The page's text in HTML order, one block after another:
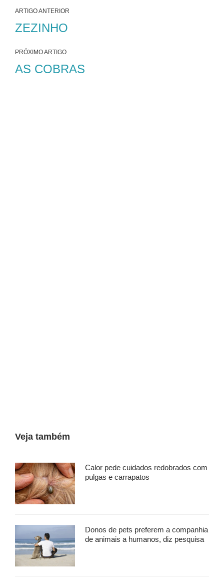
ARTIGO ANTERIOR
ZEZINHO
PRÓXIMO ARTIGO
AS COBRAS
Veja também
Calor pede cuidados redobrados com
pulgas e carrapatos
Donos de pets preferem a companhia
de animais a humanos, diz pesquisa